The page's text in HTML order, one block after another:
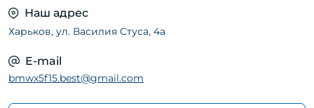
Наш адрес
Харьков, ул. Василия Стуса, 4а
E-mail
bmwx5f15.best@gmail.com